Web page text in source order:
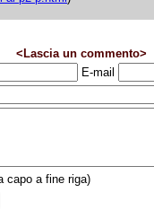
<Lascia un commento>
E-mail
capo a fine riga)